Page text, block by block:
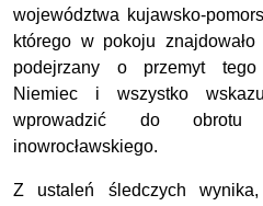
województwa kujawsko-
którego w pokoju
podejrzany o przemyt
Niemiec i wszystko
wprowadzić do
inowrocławskiego.
Z ustaleń śledczych